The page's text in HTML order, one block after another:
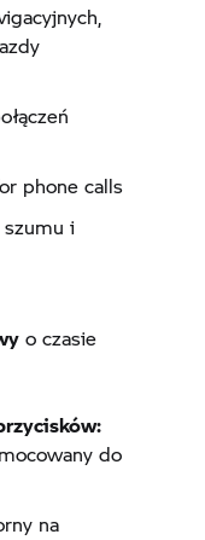
phone calls
i
o czasie
do
na